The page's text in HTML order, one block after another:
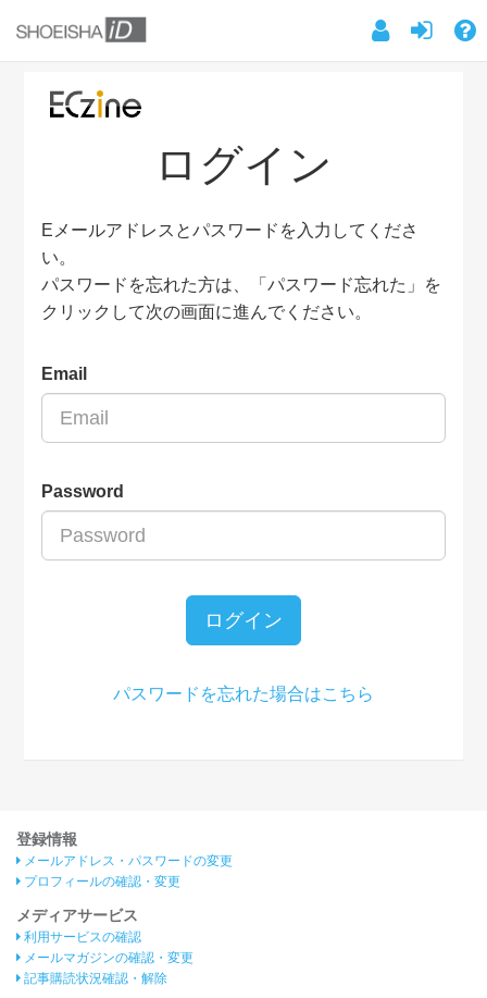
ログイン
Eメールアドレスとパスワードを入力してくださ
い。
パスワードを忘れた方は、「パスワード忘れた」を
クリックして次の画面に進んでください。
Email
Password
ログイン
パスワードを忘れた場合はこちら
登録情報
メールアドレス・パスワードの変更
プロフィールの確認・変更
メディアサービス
利用サービスの確認
メールマガジンの確認・変更
記事購読状況確認・解除